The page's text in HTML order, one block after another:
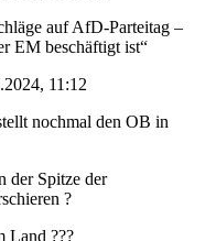
auf AfD-Parteitag –
EM beschäftigt ist“
11:12
nochmal den OB in
der Spitze der
?
Land ???